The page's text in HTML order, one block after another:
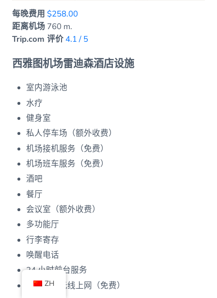
每晚费用 $258.00
距离机场760 m.
Trip.com 评价 4.1 / 5
西雅图机场雷迪森酒店设施
室内游泳池
水疗
健身室
私人停车场（额外收费）
机场接机服务（免费）
机场班车服务（免费）
酒吧
餐厅
会议室（额外收费）
多功能厅
行李寄存
唤醒电话
24 小时前台服务
公共区域无线上网（免费）
ZH